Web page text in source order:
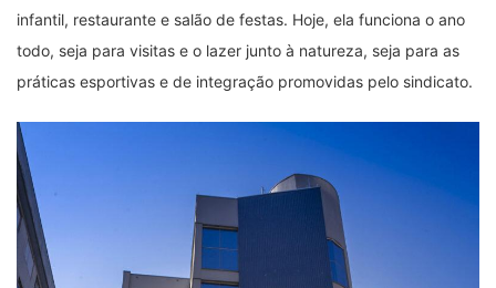
infantil, restaurante e salão de festas. Hoje, ela funciona o ano
todo, seja para visitas e o lazer junto à natureza, seja para as
práticas esportivas e de integração promovidas pelo sindicato.